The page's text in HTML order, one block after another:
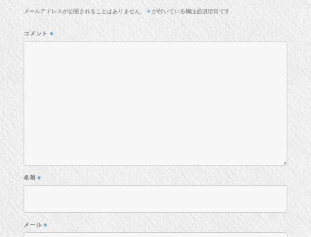
メールアドレスが公開されることはありません。 ※ が付いている欄は必須項目です
コメント ※
名前※
メール ※